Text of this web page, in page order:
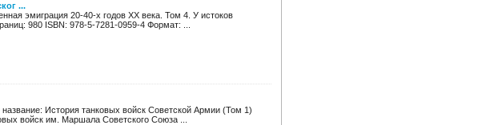
...
эмиграция 20-40-х годов XX века. Том 4. У истоков
980 ISBN: 978-5-7281-0959-4 Формат: ...
История танковых войск Советской Армии (Том 1)
войск им. Маршала Советского Союза ...